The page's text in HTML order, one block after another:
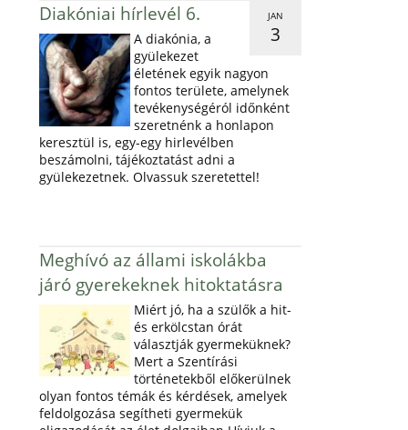
JAN
3
Diakóniai hírlevél 6.
A diakónia, a
gyülekezet
életének egyik nagyon
fontos területe, amelynek
tevékenységéról időnként
szeretnénk a honlapon
keresztül is, egy-egy hirlevélben
beszámolni, tájékoztatást adni a
gyülekezetnek. Olvassuk szeretettel!
Meghívó az állami iskolákba
járó gyerekeknek hitoktatásra
Miért jó, ha a szülők a hit-
és erkölcstan órát
választják gyermeküknek?
Mert a Szentírási
történetekből előkerülnek
olyan fontos témák és kérdések, amelyek
feldolgozása segítheti gyermekük